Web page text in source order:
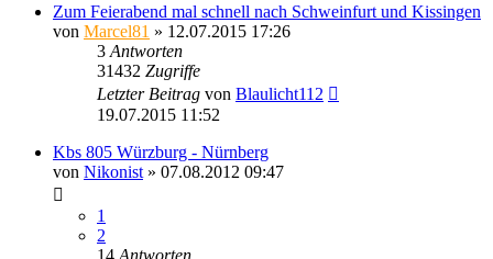
Zum Feierabend mal schnell nach Schweinfurt und Kissingen
von Marcel81 » 12.07.2015 17:26
3 Antworten
31432 Zugriffe
Letzter Beitrag von Blaulicht112
19.07.2015 11:52
Kbs 805 Würzburg - Nürnberg
von Nikonist » 07.08.2012 09:47
1
2
14 Antworten